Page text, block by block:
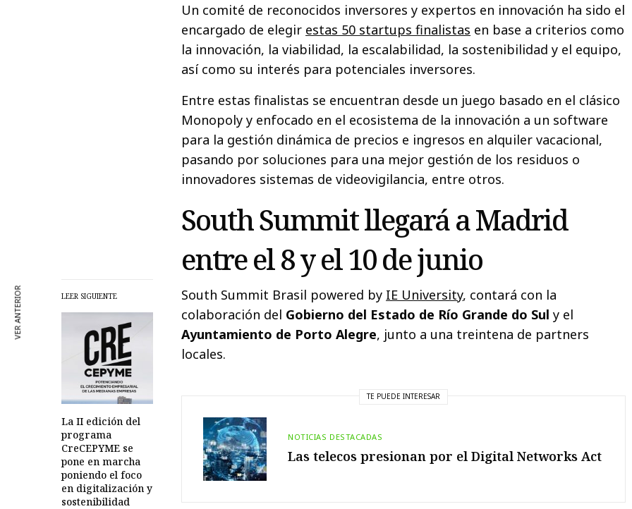
LEER SIGUIENTE
La II edición del
programa
CreCEPYME se
pone en marcha
poniendo el foco
en digitalización y
sostenibilidad
Un comité de reconocidos inversores y expertos en innovación ha sido el
encargado de elegir estas 50 startups finalistas en base a criterios como
la innovación, la viabilidad, la escalabilidad, la sostenibilidad y el equipo,
así como su interés para potenciales inversores.
Entre estas finalistas se encuentran desde un juego basado en el clásico
Monopoly y enfocado en el ecosistema de la innovación a un software
para la gestión dinámica de precios e ingresos en alquiler vacacional,
pasando por soluciones para una mejor gestión de los residuos o
innovadores sistemas de videovigilancia, entre otros.
South Summit llegará a Madrid
entre el 8 y el 10 de junio
South Summit Brasil powered by IE University, contará con la
colaboración del Gobierno del Estado de Río Grande do Sul y el
Ayuntamiento de Porto Alegre, junto a una treintena de partners
locales.
TE PUEDE INTERESAR
NOTICIAS DESTACADAS
Las telecos presionan por el Digital Networks Act
VER ANTERIOR